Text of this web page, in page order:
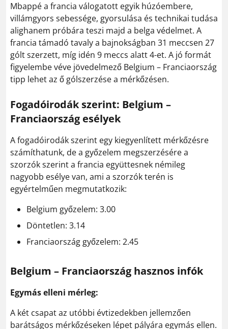
Mbappé a francia válogatott egyik húzóembere,
villámgyors sebessége, gyorsulása és technikai tudása
alighanem próbára teszi majd a belga védelmet. A
francia támadó tavaly a bajnokságban 31 meccsen 27
gólt szerzett, míg idén 9 meccs alatt 4-et. A jó formát
figyelembe véve jövedelmező Belgium – Franciaország
tipp lehet az ő gólszerzése a mérkőzésen.
Fogadóirodák szerint: Belgium –
Franciaország esélyek
A fogadóirodák szerint egy kiegyenlített mérkőzésre
számíthatunk, de a győzelem megszerzésére a
szorzók szerint a francia együttesnek némileg
nagyobb esélye van, ami a szorzók terén is
egyértelműen megmutatkozik:
Belgium győzelem: 3.00
Döntetlen: 3.14
Franciaország győzelem: 2.45
Belgium – Franciaország hasznos infók
Egymás elleni mérleg:
A két csapat az utóbbi évtizedekben jellemzően
barátságos mérkőzéseken lépet pályára egymás ellen.